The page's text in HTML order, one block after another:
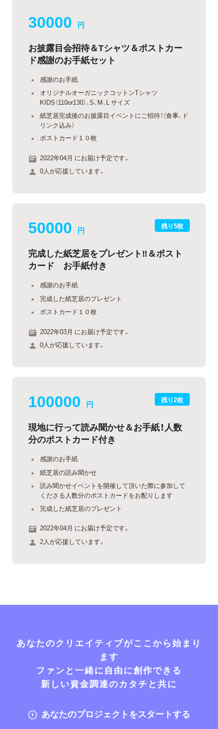
30000 円
お披露目会招待＆Tシャツ＆ポストカー
ド感謝のお手紙セット
感謝のお手紙
オリジナルオーガニックコットンTシャツ
KIDS（110or130）、S、M、L サイズ
紙芝居完成後のお披露目イベントにご招待！（食事、ド
リンク込み）
ポストカード１０枚
2022年04月 にお届け予定です。
0人が応援しています。
残り5枚
50000 円
完成した紙芝居をプレゼント‼︎＆ポスト
カード お手紙付き
感謝のお手紙
完成した紙芝居のプレゼント
ポストカード１０枚
2022年03月 にお届け予定です。
0人が応援しています。
残り2枚
100000 円
現地に行って読み聞かせ＆お手紙！人数
分のポストカード付き
感謝のお手紙
紙芝居の読み聞かせ
読み聞かせイベントを開催して頂いた際に参加して
くださる人数分のポストカードをお配りします
完成した紙芝居のプレゼント
2022年04月 にお届け予定です。
2人が応援しています。
あなたのクリエイティブがここから始まり
ます
ファンと一緒に自由に創作できる
新しい資金調達のカタチと共に
あなたのプロジェクトをスタートする